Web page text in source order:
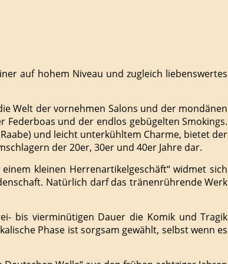
auf hohem Niveau und zugleich liebenswertes
Welt der vornehmen Salons und der mondänen
Federboas und der endlos gebügelten Smokings.
und leicht unterkühltem Charme, bietet der
der 20er, 30er und 40er Jahre dar.
kleinen Herrenartikelgeschäft“ widmet sich
Natürlich darf das tränenrührende Werk
bis vierminütigen Dauer die Komik und Tragik
Phase ist sorgsam gewählt, selbst wenn es